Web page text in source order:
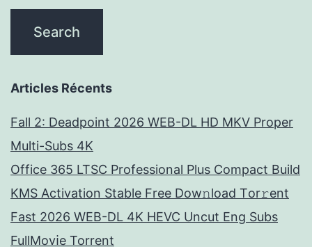
Articles Récents
Fall 2: Deadpoint 2026 WEB-DL HD MKV Proper
Multi-Subs 4K
Office 365 LTSC Professional Plus Compact Build
KMS Activation Stable Frее Dow𝚗load Tоr𝚛ent
Fast 2026 WEB-DL 4K HEVC Uncut Eng Subs
FullMov𝗂e Torrent